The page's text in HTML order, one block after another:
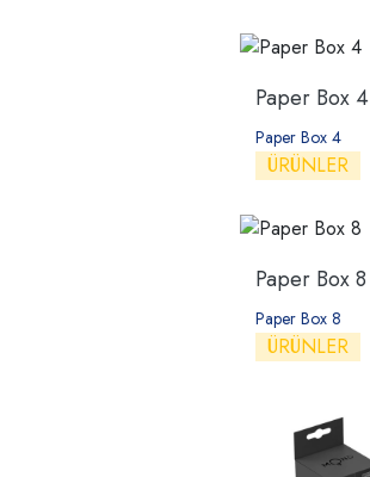
Paper Box 4
Paper Box 4
ÜRÜNLER
Paper Box 8
Paper Box 8
ÜRÜNLER